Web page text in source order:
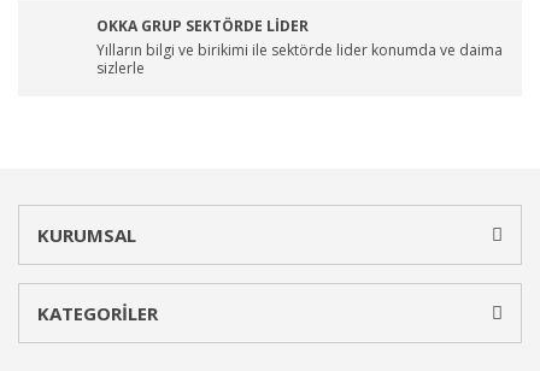
OKKA GRUP SEKTÖRDE LİDER
Yılların bilgi ve birikimi ile sektörde lider konumda ve daima
sizlerle
KURUMSAL
KATEGORİLER